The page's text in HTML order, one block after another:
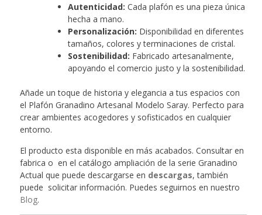
Autenticidad: Cada plafón es una pieza única
hecha a mano.
Personalización: Disponibilidad en diferentes
tamaños, colores y terminaciones de cristal.
Sostenibilidad: Fabricado artesanalmente,
apoyando el comercio justo y la sostenibilidad.
Añade un toque de historia y elegancia a tus espacios con
el Plafón Granadino Artesanal Modelo Saray. Perfecto para
crear ambientes acogedores y sofisticados en cualquier
entorno.
El producto esta disponible en más acabados. Consultar en
fabrica o en el catálogo ampliación de la serie Granadino
Actual que puede descargarse en descargas, también
puede solicitar información. Puedes seguirnos en nuestro
Blog.